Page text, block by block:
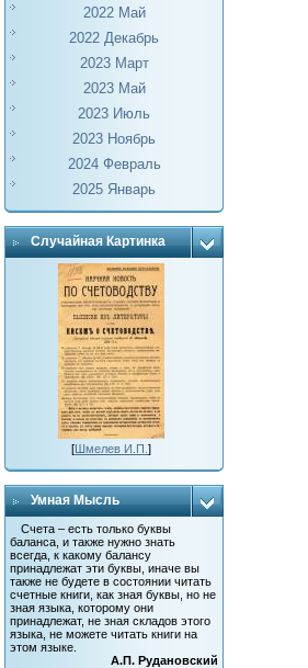
2022 Май
2022 Декабрь
2023 Март
2023 Май
2023 Июль
2023 Ноябрь
2024 Февраль
2025 Январь
Случайная Картинка
[Шмелев И.П.]
Умная Мысль
Счета – есть только буквы
баланса, и также нужно знать
всегда, к какому балансу
принадлежат эти буквы, иначе вы
также не будете в состоянии читать
счетные книги, как зная буквы, но не
зная языка, которому они
принадлежат, не зная складов этого
языка, не можете читать книги на
этом языке.
А.П. Рудановский